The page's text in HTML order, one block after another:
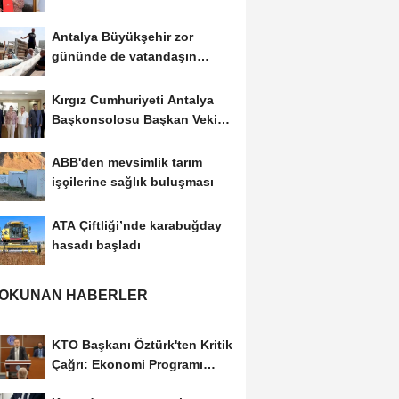
Antalya Büyükşehir zor
gününde de vatandaşın
Kırgız Cumhuriyeti Antalya
Başkonsolosu Başkan Vekili
ABB'den mevsimlik tarım
işçilerine sağlık buluşması
ATA Çiftliği’nde karabuğday
hasadı başladı
HABERLER
KTO Başkanı Öztürk'ten Kritik
Çağrı: Ekonomi Programı